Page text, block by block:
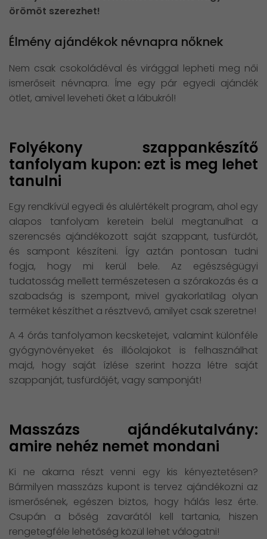
örömöt szerezhet!
Élmény ajándékok névnapra nőknek
Nem csak csokoládéval és virággal lepheti meg női
ismerőseit névnapra. Íme egy pár egyedi ajándék
ötlet, amivel leveheti őket a lábukról!
Folyékony szappankészítő
tanfolyam kupon: ezt is meg lehet
tanulni
Egy rendkívül egyedi és alulértékelt program, ahol egy
alapos tanfolyam keretein belül megtanulhat a
szerencsés ajándékozott saját szappant, tusfürdőt,
és sampont készíteni. Így aztán pontosan tudni
fogja, hogy mi kerül bele. Az egészségügyi
tudatosság mellett természetesen a szórakozás és a
szabadság is szempont, mivel gyakorlatilag olyan
terméket készíthet a résztvevő, amilyet csak szeretne!
A 4 órás tanfolyamon kecsketejet, valamint különféle
gyógynövényeket és illóolajokot is felhasználhat
majd, hogy saját ízlése szerint hozza létre saját
szappanját, tusfürdőjét, vagy samponját!
Masszázs ajándékutalvány:
amire nehéz nemet mondani
Ki ne akarna részt venni egy kis kényeztetésen?
Bármilyen masszázs kupont is tervez ajándékozni az
ismerősének, egészen biztos, hogy hálás lesz érte.
Csupán a bőség zavarától kell tartania, hiszen
rengetegféle lehetőség közül lehet válogatni!